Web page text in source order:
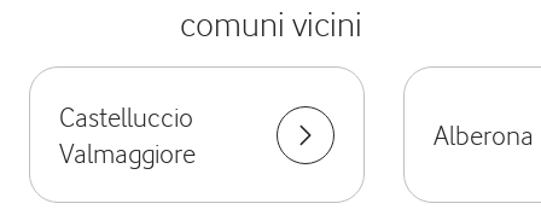
comuni vicini
Castelluccio
Valmaggiore
Alberona